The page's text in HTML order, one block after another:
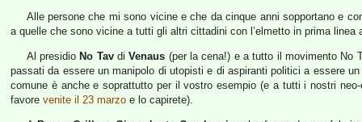
Alle persone che mi sono vicine e che da cinque anni sopportano e
a quelle che sono vicine a tutti gli altri cittadini con l’elmetto in prima linea
Al presidio No TavdiVenaus (per la cena!) e a tutto il movimento No
passati da essere un manipolo di utopisti e di aspiranti politici a essere
comune è anche e soprattutto per il vostro esempio (e a tutti i nostri
favore venite il 23 marzo e lo capirete).